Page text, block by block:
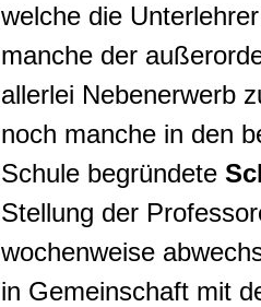
welche die
manche der
allerlei Nebenerwerb
noch manche in den
Schule begründete
Stellung der
wochenweise
in Gemeinschaft mit